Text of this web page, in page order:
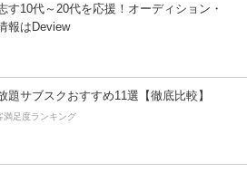
す10代～20代を応援！オーディション・
報はDeview
題サブスクおすすめ11選【徹底比較】
満足度ランキング